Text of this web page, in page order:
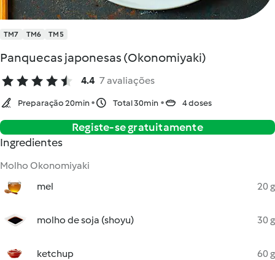
TM7 TM6 TM5
Panquecas japonesas (Okonomiyaki)
4.4 7 avaliações
Preparação 20min Total 30min 4 doses
Registe-se gratuitamente
Ingredientes
Molho Okonomiyaki
mel
20 g
molho de soja (shoyu) 30 g
ketchup 60 g